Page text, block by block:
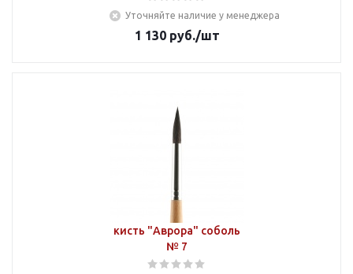
Уточняйте наличие у менеджера
1 130руб./шт
кисть "Аврора" соболь
№ 7